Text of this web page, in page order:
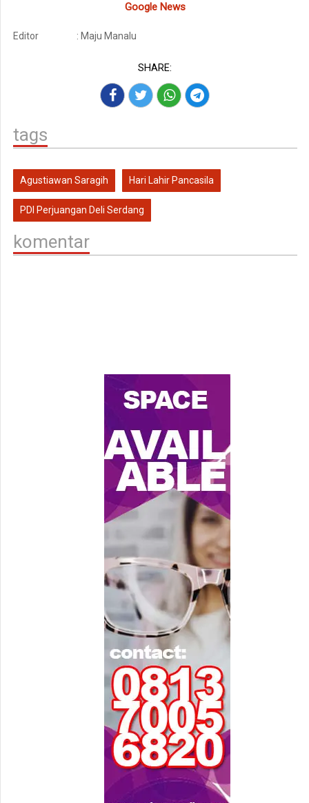
Google News
Editor : Maju Manalu
SHARE:
tags
Agustiawan Saragih Hari Lahir Pancasila
PDI Perjuangan Deli Serdang
komentar